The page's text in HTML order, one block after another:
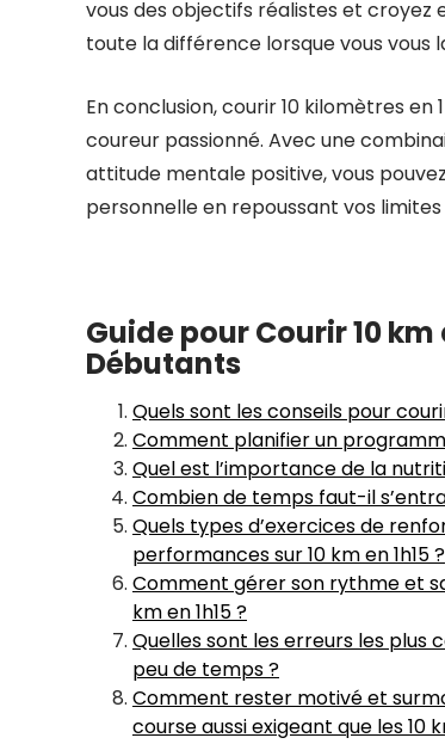
vous des objectifs réalistes et croyez
toute la différence lorsque vous vous
En conclusion, courir 10 kilomètres
coureur passionné. Avec une
attitude mentale positive, vous
personnelle en repoussant vos
Guide pour Courir 10
Débutants
Quels sont les conseils pour
Comment planifier un
Quel est l’importance de la
Combien de temps faut-il
Quels types d’exercices de
performances sur 10 km en 1h15 ?
Comment gérer son rythme et
km en 1h15 ?
Quelles sont les erreurs les plus
peu de temps ?
Comment rester motivé et
course aussi exigeant que les 10